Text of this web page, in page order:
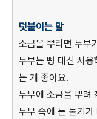
덧붙이는 말
소금을 뿌리면 두부
두부는 빵 대신 사
는 게 좋아요.
두부에 소금을 뿌려
두부 속에 든 물기가